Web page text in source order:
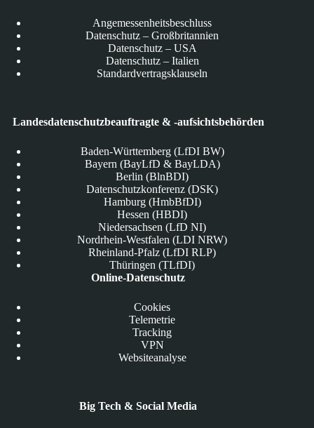
Angemessenheitsbeschluss
Datenschutz – Großbritannien
Datenschutz – USA
Datenschutz – Italien
Standardvertragsklauseln
Landesdatenschutzbeauftragte & -aufsichtsbehörden
Baden-Württemberg (LfDI BW)
Bayern (BayLfD & BayLDA)
Berlin (BlnBDI)
Datenschutzkonferenz (DSK)
Hamburg (HmbBfDI)
Hessen (HBDI)
Niedersachsen (LfD NI)
Nordrhein-Westfalen (LDI NRW)
Rheinland-Pfalz (LfDI RLP)
Thüringen (TLfDI)
Online-Datenschutz
Cookies
Telemetrie
Tracking
VPN
Websiteanalyse
Big Tech & Social Media